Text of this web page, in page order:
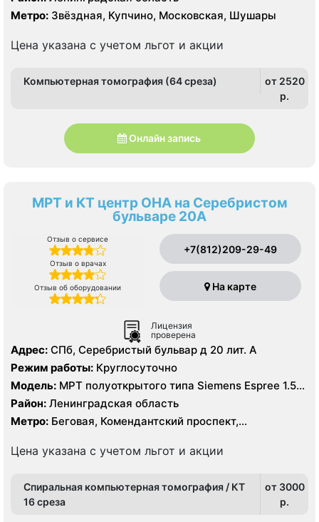
экспертного класса
Метро: Звёздная, Купчино, Московская, Шушары
Цена указана с учетом льгот и акции
Компьютерная томография (64 среза)
от 2520
p.
Онлайн запись
МРТ и КТ центр ОНА на Серебристом
бульваре 20А
Отзыв о сервисе
Отзыв о врачах
Отзыв об оборудовании
+7(812)209-29-49
На карте
Лицензия
проверена
Адрес: СПб, Серебристый бульвар д 20 лит. А
Режим работы: Круглосуточно
Модель: МРТ полуоткрытого типа Siemens Espree 1.5
Тесла, КТ Siemens Somatom Emotion 16 срезов
Район: Ленинградская область
Метро: Беговая, Комендантский проспект,
Удельная, Чёрная речка
Цена указана с учетом льгот и акции
Спиральная компьютерная томография / КТ
16 среза
от 3000
p.